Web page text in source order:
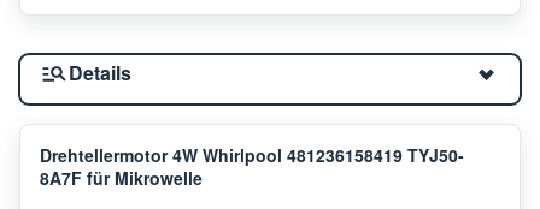
Details
Drehtellermotor 4W Whirlpool 481236158419 TYJ50-
8A7F für Mikrowelle